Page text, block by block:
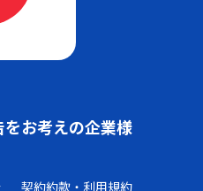
をお考えの企業様
契約約款・利用規約